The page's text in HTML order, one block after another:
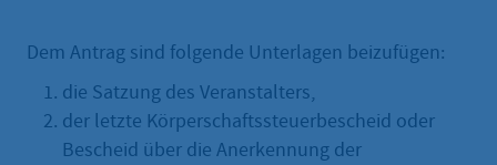
Dem Antrag sind folgende Unterlagen beizufügen:
die Satzung des Veranstalters,
der letzte Körperschaftssteuerbescheid oder
Bescheid über die Anerkennung der